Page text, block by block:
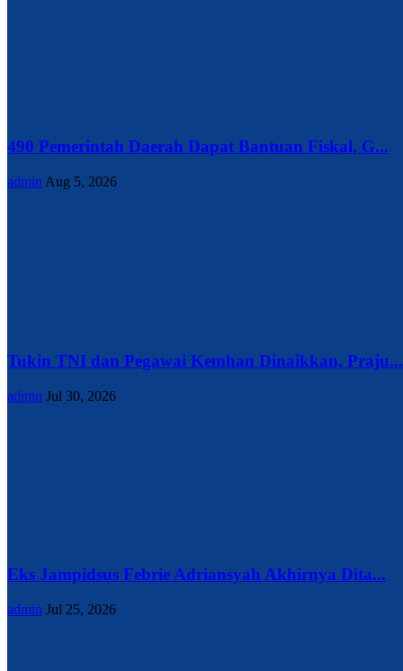
490 Pemerintah Daerah Dapat Bantuan Fiskal, G...
admin Aug 5, 2026
Tukin TNI dan Pegawai Kemhan Dinaikkan, Praju...
admin Jul 30, 2026
Eks Jampidsus Febrie Adriansyah Akhirnya Dita...
admin Jul 25, 2026